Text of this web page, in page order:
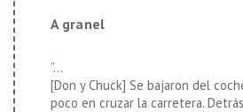
A granel
“…
[Don y Chuck] Se bajaron del
poco en cruzar la carretera.